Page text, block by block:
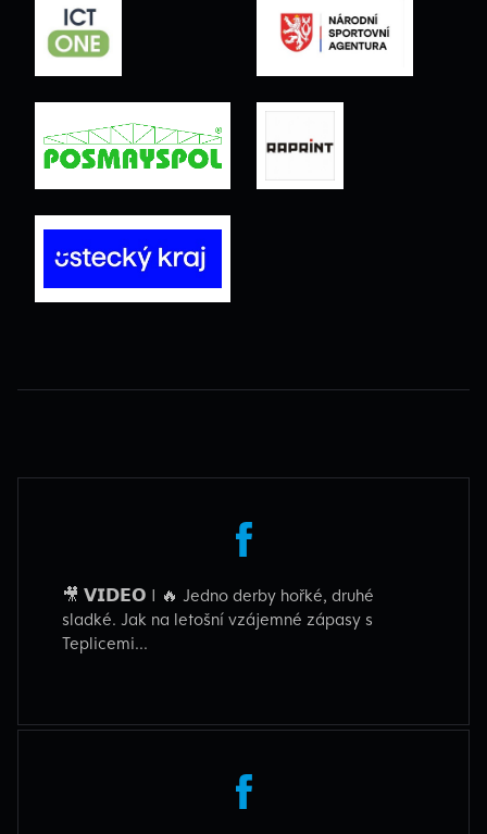
🎥 𝗩𝗜𝗗𝗘𝗢 I 🔥 Jedno derby hořké, druhé
sladké. Jak na letošní vzájemné zápasy s
Teplicemi...